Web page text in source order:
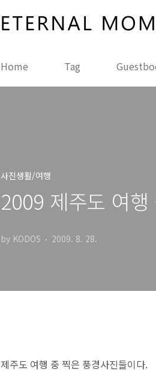
Home Tag
사진생활/여행
2009 제주도 여
by KODOS 2009. 8. 28.
제주도 여행 중 찍은 풍경사진들이다.